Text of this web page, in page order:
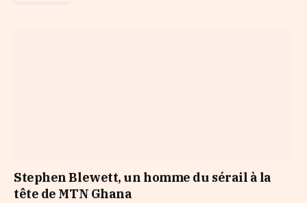
Stephen Blewett, un homme du sérail à la
tête de MTN Ghana